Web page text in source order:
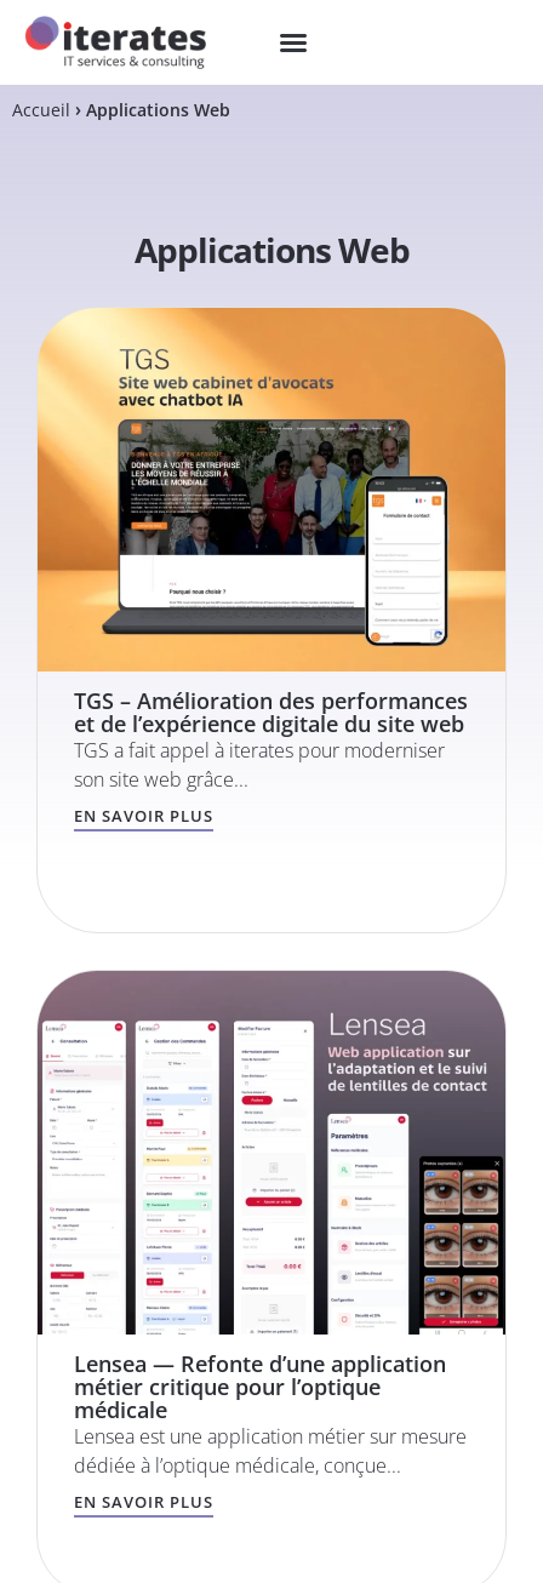
Accueil Applications Web
Applications Web
TGS – Amélioration des performances
et de l’expérience digitale du site web
TGS a fait appel à iterates pour moderniser
son site web grâce...
EN SAVOIR PLUS
Lensea — Refonte d’une application
métier critique pour l’optique
médicale
Lensea est une application métier sur mesure
dédiée à l’optique médicale, conçue...
EN SAVOIR PLUS